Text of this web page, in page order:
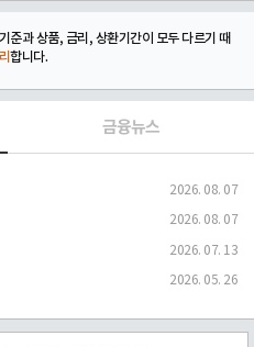
준과 상품, 금리, 상환기간이 모두 다르기 때
합니다.
금융뉴스
2026. 08. 07
2026. 08. 07
2026. 07. 13
2026. 05. 26